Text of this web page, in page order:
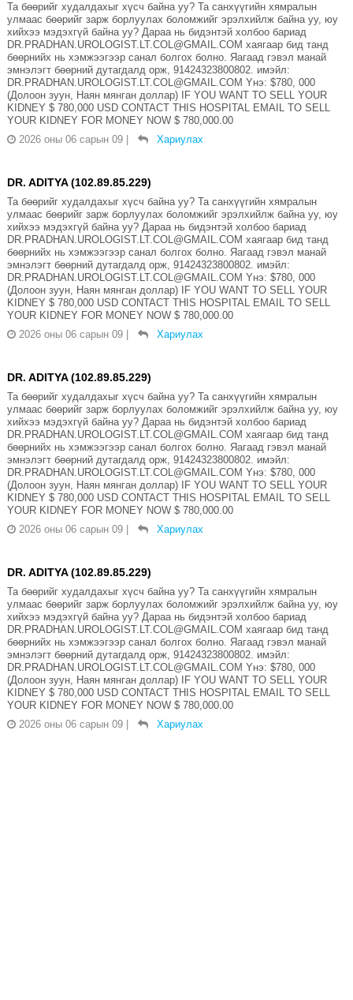
Та бөөрийг худалдахыг хүсч байна уу? Та санхүүгийн хямралын
улмаас бөөрийг зарж борлуулах боломжийг эрэлхийлж байна уу, юу
хийхээ мэдэхгүй байна уу? Дараа нь бидэнтэй холбоо бариад
DR.PRADHAN.UROLOGIST.LT.COL@GMAIL.COM хаягаар бид танд
бөөрнийх нь хэмжээгээр санал болгох болно. Яагаад гэвэл манай
эмнэлэгт бөөрний дутагдалд орж, 91424323800802. имэйл:
DR.PRADHAN.UROLOGIST.LT.COL@GMAIL.COM Yнэ: $780, 000
(Долоон зуун, Наян мянган доллар) IF YOU WANT TO SELL YOUR
KIDNEY $ 780,000 USD CONTACT THIS HOSPITAL EMAIL TO SELL
YOUR KIDNEY FOR MONEY NOW $ 780,000.00
2026 оны 06 сарын 09
Хариулах
DR. ADITYA (102.89.85.229)
Та бөөрийг худалдахыг хүсч байна уу? Та санхүүгийн хямралын
улмаас бөөрийг зарж борлуулах боломжийг эрэлхийлж байна уу, юу
хийхээ мэдэхгүй байна уу? Дараа нь бидэнтэй холбоо бариад
DR.PRADHAN.UROLOGIST.LT.COL@GMAIL.COM хаягаар бид танд
бөөрнийх нь хэмжээгээр санал болгох болно. Яагаад гэвэл манай
эмнэлэгт бөөрний дутагдалд орж, 91424323800802. имэйл:
DR.PRADHAN.UROLOGIST.LT.COL@GMAIL.COM Yнэ: $780, 000
(Долоон зуун, Наян мянган доллар) IF YOU WANT TO SELL YOUR
KIDNEY $ 780,000 USD CONTACT THIS HOSPITAL EMAIL TO SELL
YOUR KIDNEY FOR MONEY NOW $ 780,000.00
2026 оны 06 сарын 09
Хариулах
DR. ADITYA (102.89.85.229)
Та бөөрийг худалдахыг хүсч байна уу? Та санхүүгийн хямралын
улмаас бөөрийг зарж борлуулах боломжийг эрэлхийлж байна уу, юу
хийхээ мэдэхгүй байна уу? Дараа нь бидэнтэй холбоо бариад
DR.PRADHAN.UROLOGIST.LT.COL@GMAIL.COM хаягаар бид танд
бөөрнийх нь хэмжээгээр санал болгох болно. Яагаад гэвэл манай
эмнэлэгт бөөрний дутагдалд орж, 91424323800802. имэйл:
DR.PRADHAN.UROLOGIST.LT.COL@GMAIL.COM Yнэ: $780, 000
(Долоон зуун, Наян мянган доллар) IF YOU WANT TO SELL YOUR
KIDNEY $ 780,000 USD CONTACT THIS HOSPITAL EMAIL TO SELL
YOUR KIDNEY FOR MONEY NOW $ 780,000.00
2026 оны 06 сарын 09
Хариулах
DR. ADITYA (102.89.85.229)
Та бөөрийг худалдахыг хүсч байна уу? Та санхүүгийн хямралын
улмаас бөөрийг зарж борлуулах боломжийг эрэлхийлж байна уу, юу
хийхээ мэдэхгүй байна уу? Дараа нь бидэнтэй холбоо бариад
DR.PRADHAN.UROLOGIST.LT.COL@GMAIL.COM хаягаар бид танд
бөөрнийх нь хэмжээгээр санал болгох болно. Яагаад гэвэл манай
эмнэлэгт бөөрний дутагдалд орж, 91424323800802. имэйл:
DR.PRADHAN.UROLOGIST.LT.COL@GMAIL.COM Yнэ: $780, 000
(Долоон зуун, Наян мянган доллар) IF YOU WANT TO SELL YOUR
KIDNEY $ 780,000 USD CONTACT THIS HOSPITAL EMAIL TO SELL
YOUR KIDNEY FOR MONEY NOW $ 780,000.00
2026 оны 06 сарын 09
Хариулах